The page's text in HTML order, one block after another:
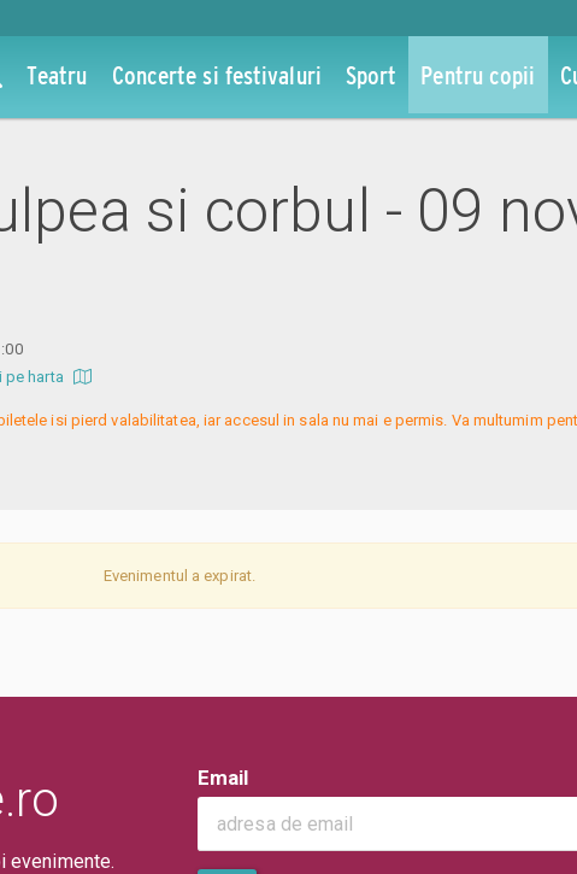
Teatru Concerte si festivaluri Sport Pentru copii
si corbul - 09
pe harta
isi pierd valabilitatea, iar accesul in sala nu mai e permis. Va multumim
Evenimentul a expirat.
evenimente.
Email